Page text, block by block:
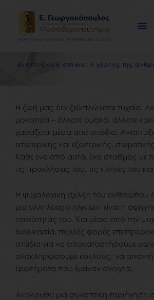
περιεχόμενο
Ανα π τυξιακ ά στά δια: ο χάρτη ς της α νθρ
Η ζωή μας δεν ξεδιπλώνεται τυχαία.
μονοπάτι – άλλοτε ομαλό, άλλοτε
χαράζεται μέσα από στάδια.
εσωτερικής και εξωτερικής,
Κάθε ένα από αυτά, ένα σταθμός με
τις προκλήσεις του, τις πληγές του
Η ψυχολογική εξέλιξη του ανθρώπου
μια αλληλουχία ηλικιών, είναι η
ταυτότητάς του. Και μέσα από την
διαδικασία, πολλές φορές
στάδια για να αποκαταστήσουμε
ολοκληρώσουμε κύκλους, να
ερωτήματα που έμειναν ανοιχτά.
Ακολουθεί μια συνοπτική περιήγηση